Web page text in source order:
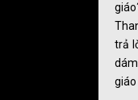
trả
giáo